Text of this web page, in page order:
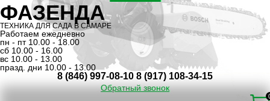
ФАЗЕНДА
ТЕХНИКА ДЛЯ САДА В САМАРЕ
Работаем ежедневно
пн - пт 10.00 - 18.00
сб 10.00 - 16.00
вс 10.00 - 13.00
празд. дни 10.00 - 13.00
8 (846) 997-08-10 8 (917) 108-34-15
Обратный звонок